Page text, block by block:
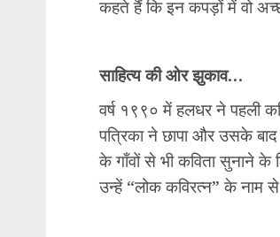
कहते हैं कि इन कपड़ों में वो
साहित्य की ओर झुकाव…
वर्ष १९९० में हलधर ने पहली
पत्रिका ने छापा और उसके
के गाँवों से भी कविता सुनाने के
उन्हें “लोक कविरत्न” के नाम